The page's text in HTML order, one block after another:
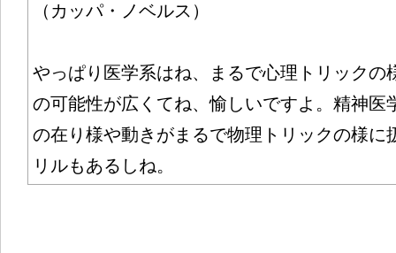
（カッパ・ノベルス）
やっぱり医学系はね、まるで心理トリックの
の可能性が広くてね、愉しいですよ。精神医
の在り様や動きがまるで物理トリックの様に
リルもあるしね。